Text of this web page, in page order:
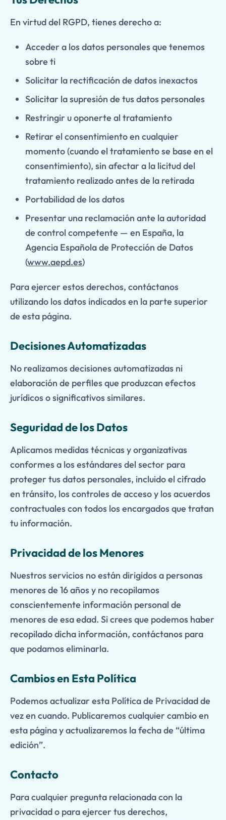
En virtud del RGPD, tienes derecho a:
Acceder a los datos personales que tenemos
sobre ti
Solicitar la rectificación de datos inexactos
Solicitar la supresión de tus datos personales
Restringir u oponerte al tratamiento
Retirar el consentimiento en cualquier
momento (cuando el tratamiento se base en el
consentimiento), sin afectar a la licitud del
tratamiento realizado antes de la retirada
Portabilidad de los datos
Presentar una reclamación ante la autoridad
de control competente — en España, la
Agencia Española de Protección de Datos
(www.aepd.es)
Para ejercer estos derechos, contáctanos
utilizando los datos indicados en la parte superior
de esta página.
Decisiones Automatizadas
No realizamos decisiones automatizadas ni
elaboración de perfiles que produzcan efectos
jurídicos o significativos similares.
Seguridad de los Datos
Aplicamos medidas técnicas y organizativas
conformes a los estándares del sector para
proteger tus datos personales, incluido el cifrado
en tránsito, los controles de acceso y los acuerdos
contractuales con todos los encargados que tratan
tu información.
Privacidad de los Menores
Nuestros servicios no están dirigidos a personas
menores de 16 años y no recopilamos
conscientemente información personal de
menores de esa edad. Si crees que podemos haber
recopilado dicha información, contáctanos para
que podamos eliminarla.
Cambios en Esta Política
Podemos actualizar esta Política de Privacidad de
vez en cuando. Publicaremos cualquier cambio en
esta página y actualizaremos la fecha de “última
edición”.
Contacto
Para cualquier pregunta relacionada con la
privacidad o para ejercer tus derechos,